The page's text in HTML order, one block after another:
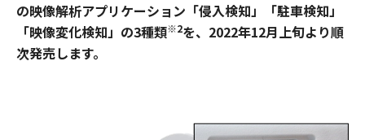
の映像解析アプリケーション「侵入検知」「駐車検知」
「映像変化検知」の3種類※2を、2022年12月上旬より順
次発売します。